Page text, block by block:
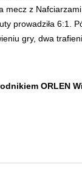
z Nafciarzami
prowadziła 6:1.
gry, dwa
ORLEN